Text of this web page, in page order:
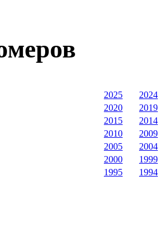
2025
2024
2020
2019
2015
2014
2010
2009
2005
2004
2000
1999
1995
1994